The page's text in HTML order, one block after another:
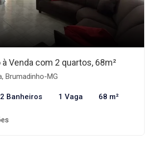
Venda com 2 quartos, 68m²
Brumadinho-MG
2 Banheiros 1 Vaga 68 m²